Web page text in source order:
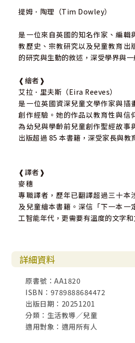
提姆．陶理（Tim Dowley）
是一位來自英國的知名作家、編輯
教歷史、宗教研究以及兒童教育出
的研究與生動的敘述，深受學界與一
❰繪者❱
艾拉．里夫斯（Eira Reeves）
是一位英國資深兒童文學作家與插
創作經驗。她的作品以教育性與信
為幼兒與學齡前兒童創作聖經故事
出版超過 85 本書籍，深受家長與教
❰譯者❱
麥穗
專職譯者，歷年已翻譯超過三十本
及兒童繪本書籍。深信「下一本一
工智能年代，更需要有溫度的文字和
詳細資料
原書號：AA1820
ISBN：9789888684472
出版日期：20251201
分類：生活教導／兒童
適用對象：適用所有人